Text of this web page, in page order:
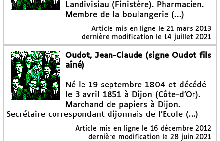
Landivisiau (Finistère). Pharmacien.
Membre de la boulangerie (…)
Article mis en ligne le 21 mars 2013
dernière modification le 14 juillet 2021
Oudot, Jean-Claude (signe Oudot fils
aîné)
Né le 19 septembre 1804 et décédé
le 3 avril 1851 à Dijon (Côte-d’Or).
Marchand de papiers à Dijon.
Secrétaire correspondant dijonnais de l’Ecole (…)
Article mis en ligne le 16 décembre 2012
dernière modification le 28 juin 2021